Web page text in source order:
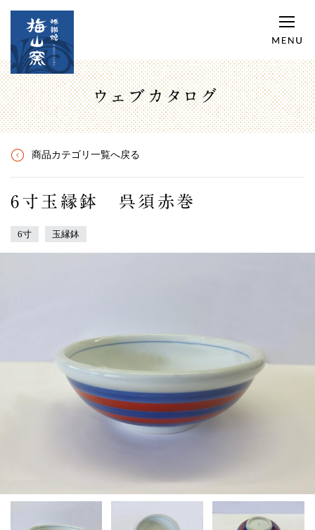
ウェブカタログ
商品カテゴリ一覧へ戻る
6寸玉縁鉢 呉須赤巻
6寸 玉縁鉢